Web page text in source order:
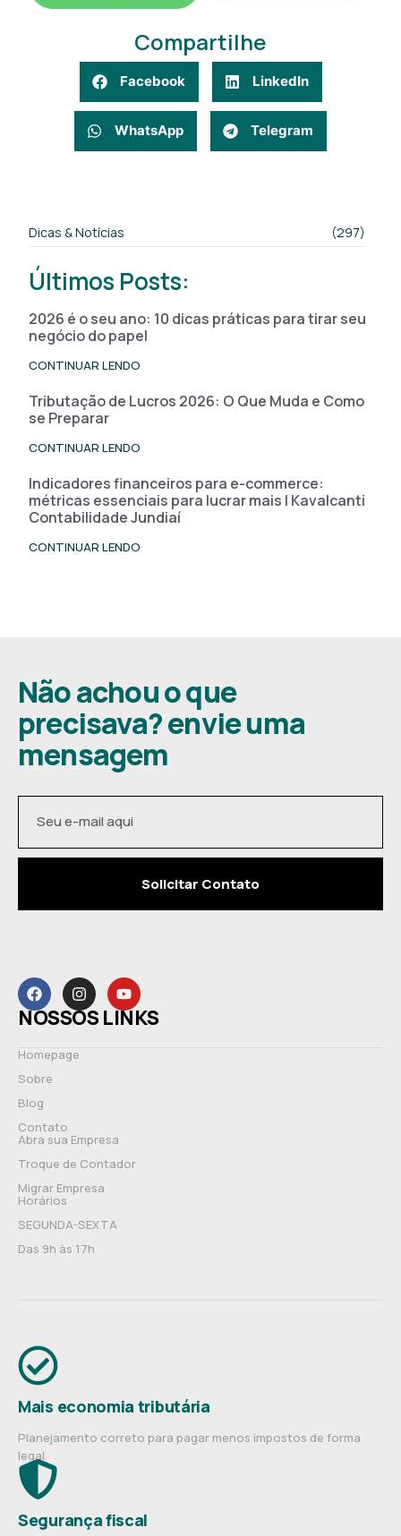
Compartilhe
Facebook LinkedIn
WhatsApp Telegram
Dicas & Notícias (297)
Últimos Posts:
2026 é o seu ano: 10 dicas práticas para tirar seu
negócio do papel
CONTINUAR LENDO
Tributação de Lucros 2026: O Que Muda e Como
se Preparar
CONTINUAR LENDO
Indicadores financeiros para e-commerce:
métricas essenciais para lucrar mais | Kavalcanti
Contabilidade Jundiaí
CONTINUAR LENDO
Não achou o que
precisava? envie uma
mensagem
Solicitar Contato
NOSSOS LINKS
Homepage
Sobre
Blog
Contato
Abra sua Empresa
Troque de Contador
Migrar Empresa
Horários
SEGUNDA-SEXTA
Das 9h às 17h
Mais economia tributária
Planejamento correto para pagar menos impostos de forma
legal.
Segurança fiscal